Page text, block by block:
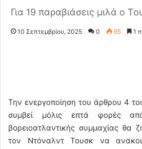
Για 19 παραβιάσεις μιλά ο
10 Σεπτεμβρίου, 2025 0 65 1
Την ενεργοποίηση του άρθρου 4
συμβεί μόλις επτά φορές
βορειοατλαντικής συμμαχίας θα
τον Ντόναλντ Τουσκ να